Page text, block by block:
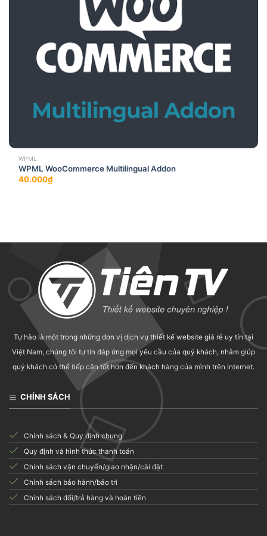
WPML
WPML WooCommerce Multilingual Addon
40.000₫
Tự hào là một trong những đơn vị dịch vụ thiết kế website giá rẻ uy tín tại
Việt Nam, chúng tôi tự tin đáp ứng mọi yêu cầu của quý khách, nhằm giúp
quý khách có thể tiếp cận tốt hơn đến khách hàng của mình trên internet.
CHÍNH SÁCH
Chính sách & Quy định chung
Quy định và hình thức thanh toán
Chính sách vận chuyển/giao nhận/cài đặt
Chính sách bảo hành/bảo trì
Chính sách đổi/trả hàng và hoàn tiền